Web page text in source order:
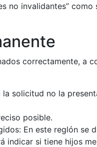
no invalidantes” como
correctamente, a
solicitud no la
posible.
En este reglón se
indicar si tiene hijos